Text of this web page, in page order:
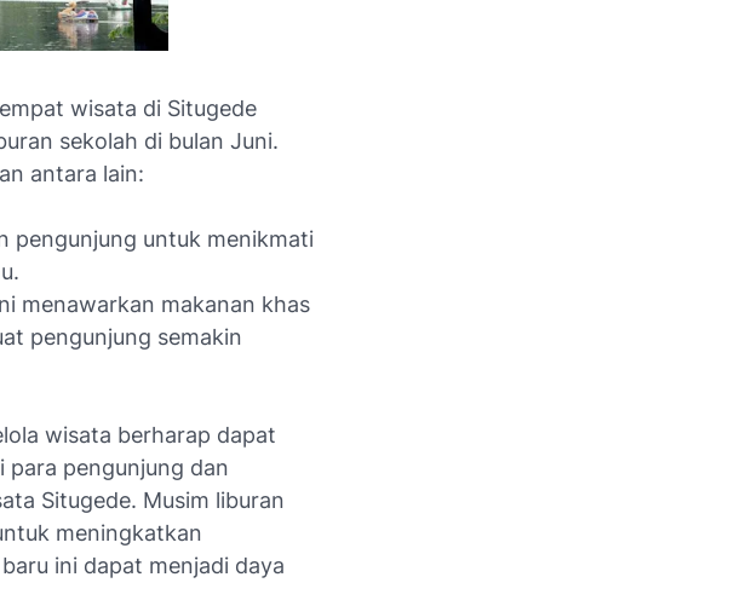
wisata di Situgede
sekolah di bulan Juni.
antara lain:
pengunjung untuk menikmati
menawarkan makanan khas
pengunjung semakin
wisata berharap dapat
para pengunjung dan
Situgede. Musim liburan
meningkatkan
ini dapat menjadi daya